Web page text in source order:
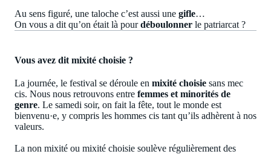
Au sens figuré, une taloche c’est aussi une gifle…
On vous a dit qu’on était là pourdéboulonner le patriarcat ?
Vous avez dit mixité choisie ?
La journée, le festival se déroule en mixité choisie sans mec
cis. Nous nous retrouvons entre femmes et minorités de
genre. Le samedi soir, on fait la fête, tout le monde est
bienvenu·e, y compris les hommes cis tant qu’ils adhèrent à nos
valeurs.
La non mixité ou mixité choisie soulève régulièrement des